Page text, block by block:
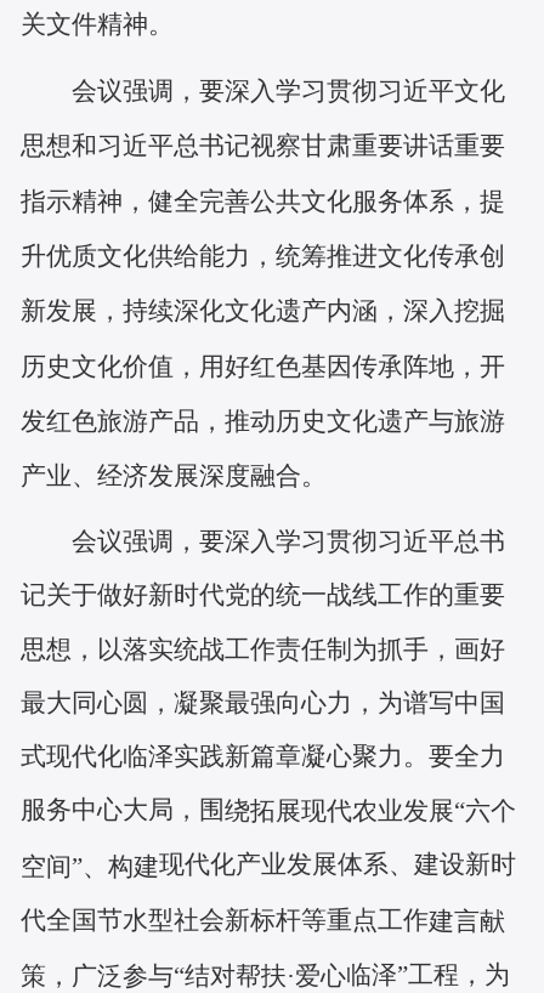
关文件精神。
会议强调，要深入学习贯彻习近平文化
思想和习近平总书记视察甘肃重要讲话重要
指示精神，健全完善公共文化服务体系，提
升优质文化供给能力，统筹推进文化传承创
新发展，持续深化文化遗产内涵，深入挖掘
历史文化价值，用好红色基因传承阵地，开
发红色旅游产品，推动历史文化遗产与旅游
产业、经济发展深度融合。
会议强调，要深入学习贯彻习近平总书
记关于做好新时代党的统一战线工作的重要
思想，以落实统战工作责任制为抓手，画好
最大同心圆，凝聚最强向心力，为谱写中国
式现代化临泽实践新篇章凝心聚力。要全力
服务中心大局，围绕拓展现代农业发展“六个
空间”、构建现代化产业发展体系、建设新时
代全国节水型社会新标杆等重点工作建言献
策，广泛参与“结对帮扶·爱心临泽”工程，为